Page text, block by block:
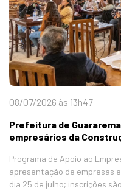
08/07/2026 às 13h47
Prefeitura de
empresários da
Programa de Apoio ao
apresentação de empresas
dia 25 de julho; inscrições